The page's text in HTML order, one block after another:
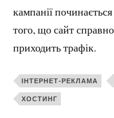
кампанії
того, що сайт
приходить трафік.
ІНТЕРНЕТ-РЕКЛАМА
ХОСТИНГ